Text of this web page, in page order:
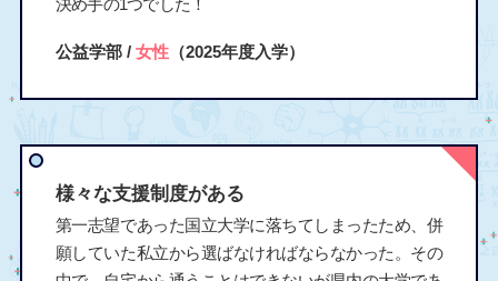
公益学部 / 女性（2025年度入学）
様々な支援制度がある
第一志望であった国立大学に落ちてしまったため、併
願していた私立から選ばなければならなかった。その